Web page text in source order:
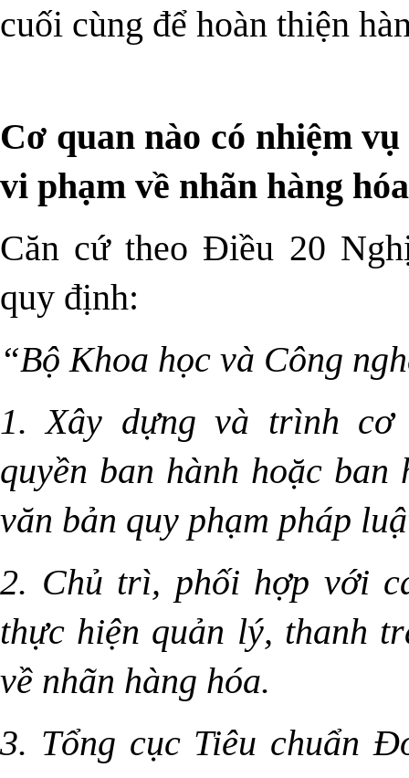
cuối cùng để hoàn thiện
Cơ quan nào có nhiệm
vi phạm về nhãn hàng
Căn cứ theo Điều 20
quy định:
“Bộ Khoa học và Công
1. Xây dựng và trình cơ
quyền ban hành hoặc ban
văn bản quy phạm pháp
2. Chủ trì, phối hợp với
thực hiện quản lý, thanh
về nhãn hàng hóa.
3. Tổng cục Tiêu chuẩn